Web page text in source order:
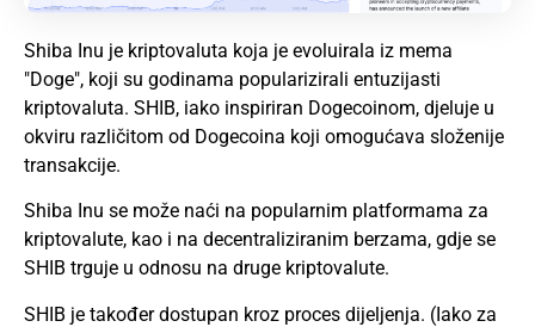
Shiba Inu je kriptovaluta koja je evoluirala iz mema
"Doge", koji su godinama popularizirali entuzijasti
kriptovaluta. SHIB, iako inspiriran Dogecoinom, djeluje u
okviru različitom od Dogecoina koji omogućava složenije
transakcije.
Shiba Inu se može naći na popularnim platformama za
kriptovalute, kao i na decentraliziranim berzama, gdje se
SHIB trguje u odnosu na druge kriptovalute.
SHIB je također dostupan kroz proces dijeljenja. (Iako za